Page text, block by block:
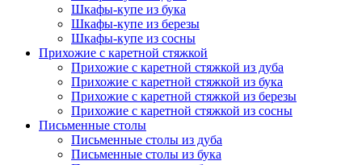
Шкафы-купе из бука
Шкафы-купе из березы
Шкафы-купе из сосны
Прихожие с каретной стяжкой
Прихожие с каретной стяжкой из дуба
Прихожие с каретной стяжкой из бука
Прихожие с каретной стяжкой из березы
Прихожие с каретной стяжкой из сосны
Письменные столы
Письменные столы из дуба
Письменные столы из бука